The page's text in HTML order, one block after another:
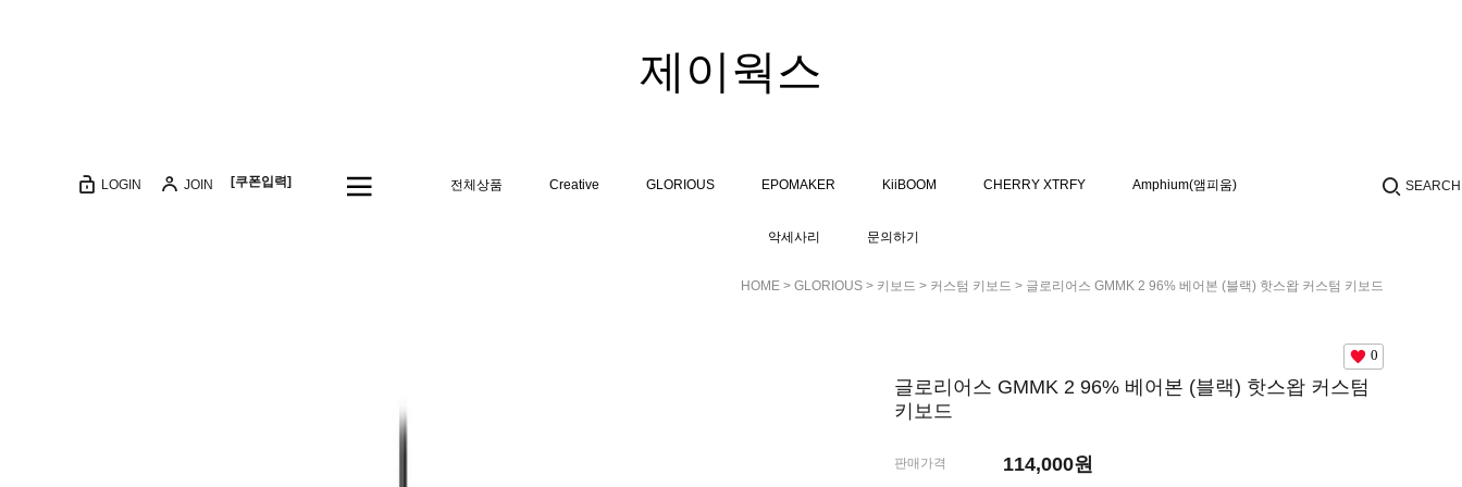
제이웍스
LOGIN JOIN [쿠폰입력] SEARCH
전체상품 Creative GLORIOUS EPOMAKER KiiBOOM CHERRY XTRFY Amphium(앰피움)
악세사리 문의하기
HOME > GLORIOUS > 키보드 > 커스텀 키보드 > 글로리어스 GMMK 2 96% 베어본 (블랙) 핫스왑 커스텀 키보드
0
글로리어스 GMMK 2 96% 베어본 (블랙) 핫스왑 커스텀
키보드
판매가격 114,000원